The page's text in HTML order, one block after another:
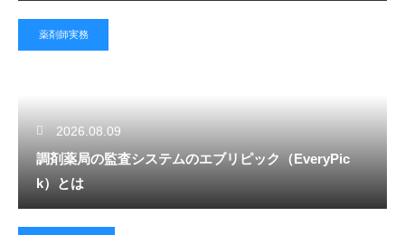
薬剤師実務
2026.08.09
調剤薬局の監査システムのエブリピック（EveryPic
k）とは